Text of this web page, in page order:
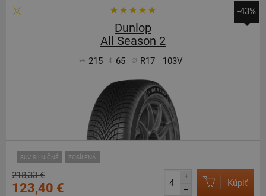
-43%
Dunlop
All Season 2
215 65 R17 103V
SUV-SILNIČNÉ ZOSÍLENÁ
218,33 €
123,40 €
+
–
Kúpiť